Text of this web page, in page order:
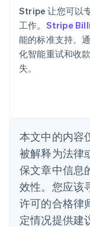
Stripe 让您可以
工作。 Stripe
能的标准支持。
化智能重试和收
失。
本文中的内容
被解释为法律
保文章中信息
效性。您应该
许可的合格律
定情况提供建
澳大利亚
English
巴西
Português
丹麦
德国
DeutschEnglish
法国
FrançaisEnglish
芬兰
EnglishSvenska